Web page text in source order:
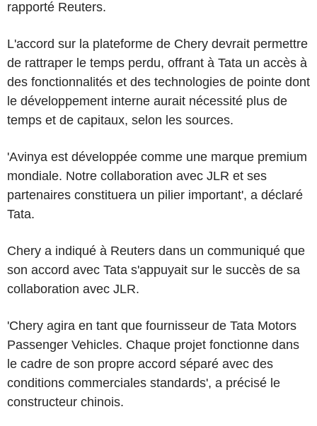
rapporté Reuters.
L'accord sur la plateforme de Chery devrait permettre
de rattraper le temps perdu, offrant à Tata un accès à
des fonctionnalités et des technologies de pointe dont
le développement interne aurait nécessité plus de
temps et de capitaux, selon les sources.
'Avinya est développée comme une marque premium
mondiale. Notre collaboration avec JLR et ses
partenaires constituera un pilier important', a déclaré
Tata.
Chery a indiqué à Reuters dans un communiqué que
son accord avec Tata s'appuyait sur le succès de sa
collaboration avec JLR.
'Chery agira en tant que fournisseur de Tata Motors
Passenger Vehicles. Chaque projet fonctionne dans
le cadre de son propre accord séparé avec des
conditions commerciales standards', a précisé le
constructeur chinois.